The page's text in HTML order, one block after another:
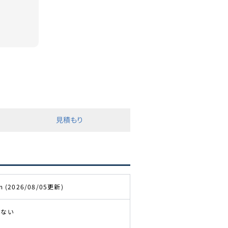
見積もり
(2026/08/05更新)
い